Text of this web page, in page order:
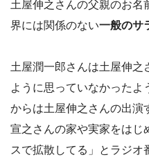
土屋伸之さんの父親のお名
界には関係のない一般のサ
土屋潤一郎さんは土屋伸之
ように思っていなかったよ
からは土屋伸之さんの出演
宣之さんの家や実家をはじ
スで拡散してる」とラジオ